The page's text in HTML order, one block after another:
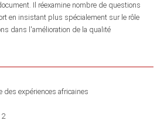
Il réexamine nombre de questions
en insistant plus spécialement sur le rôle
dans l'amélioration de la qualité
des expériences africaines
2